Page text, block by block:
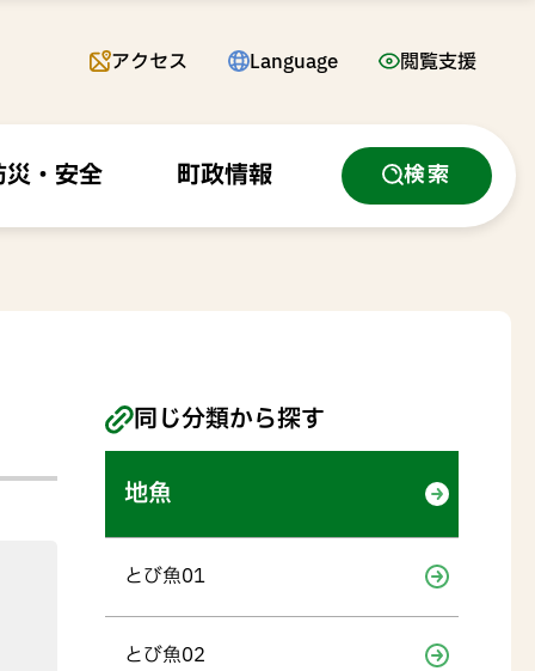
アクセス Language 閲覧支援
災・安全 町政情報 検索
同じ分類から探す
地魚
とび魚01
とび魚02